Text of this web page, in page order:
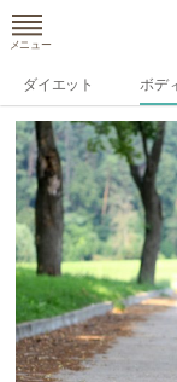
メニュー
ダイエット ボデ